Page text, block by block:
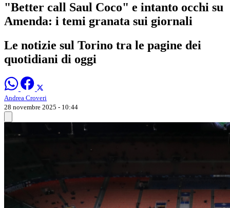
"Better call Saul Coco" e intanto occhi su
Amenda: i temi granata sui giornali
Le notizie sul Torino tra le pagine dei
quotidiani di oggi
Andrea Croveri
28 novembre 2025 - 10:44